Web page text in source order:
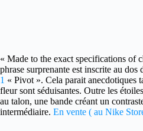
« Made to the exact specifications of
phrase surprenante est inscrite au dos
1 « Pivot ». Cela parait anecdotiques
fleur sont séduisantes. Outre les
au talon, une bande créant un
intermédiaire. En vente ( au Nike